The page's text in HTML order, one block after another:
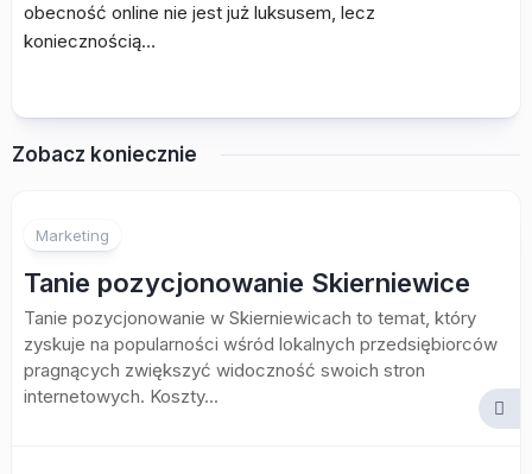
obecność online nie jest już luksusem, lecz
koniecznością…
Zobacz koniecznie
Marketing
Tanie pozycjonowanie Skierniewice
Tanie pozycjonowanie w Skierniewicach to temat, który
zyskuje na popularności wśród lokalnych przedsiębiorców
pragnących zwiększyć widoczność swoich stron
internetowych. Koszty...